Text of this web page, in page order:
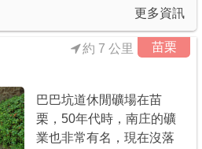
更多資訊
苗栗
約 7 公里
巴巴坑道休閒礦場在苗
栗，50年代時，南庄的礦
業也非常有名，現在沒落